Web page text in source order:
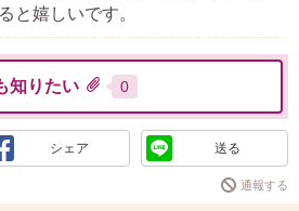
と嬉しいです。
知りたい 0
シェア 送る
通報する